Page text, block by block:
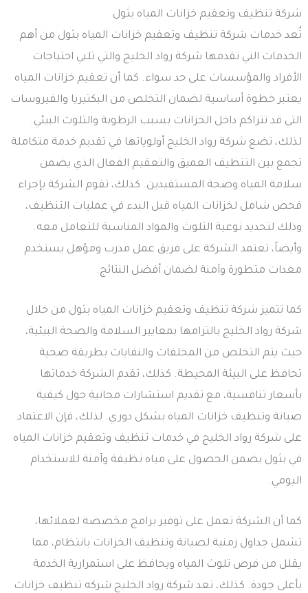
شركة تنظيف وتعقيم خزانات المياه بثول
تُعد خدمات شركة تنظيف وتعقيم خزانات المياه بثول من أهم
الخدمات التي تقدمها شركة رواد الخليج والتي تلبي احتياجات
الأفراد والمؤسسات على حد سواء. كما أن تعقيم خزانات المياه
يعتبر خطوة أساسية لضمان التخلص من البكتيريا والفيروسات
التي قد تتراكم داخل الخزانات بسبب الرطوبة والتلوث البيئي.
لذلك، تضع شركة رواد الخليج أولوياتها في تقديم خدمة متكاملة
تجمع بين التنظيف العميق والتعقيم الفعال الذي يضمن
سلامة المياه وصحة المستفيدين. كذلك، تقوم الشركة بإجراء
فحص شامل لخزانات المياه قبل البدء في عمليات التنظيف،
وذلك لتحديد نوعية التلوث والمواد المناسبة للتعامل معه.
وأيضاً، تعتمد الشركة على فريق عمل مدرب ومؤهل يستخدم
معدات متطورة وآمنة لضمان أفضل النتائج.
كما تتميز شركة تنظيف وتعقيم خزانات المياه بثول من خلال
شركة رواد الخليج بالتزامها بمعايير السلامة والصحة البيئية،
حيث يتم التخلص من المخلفات والنفايات بطريقة صحية
تحافظ على البيئة المحيطة. كذلك، تقدم الشركة خدماتها
بأسعار تنافسية، مع تقديم استشارات مجانية حول كيفية
صيانة وتنظيف خزانات المياه بشكل دوري. لذلك، فإن الاعتماد
على شركة رواد الخليج في خدمات تنظيف وتعقيم خزانات المياه
في بثول يضمن الحصول على مياه نظيفة وآمنة للاستخدام
اليومي.
كما أن الشركة تعمل على توفير برامج مخصصة لعملائها،
تشمل جداول زمنية لصيانة وتنظيف الخزانات بانتظام، مما
يقلل من فرص تلوث المياه ويحافظ على استمرارية الخدمة
بأعلى جودة. كذلك، تعد شركة رواد الخليج شركه تنظيف خزانات